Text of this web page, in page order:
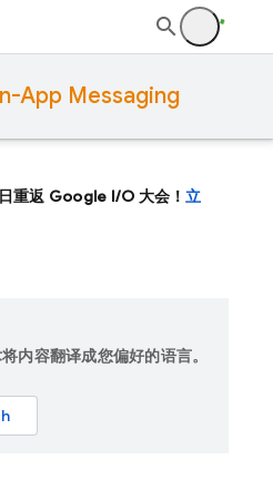
App Messaging
重返 Google I/O 大会！立
内容翻译成您偏好的语言。